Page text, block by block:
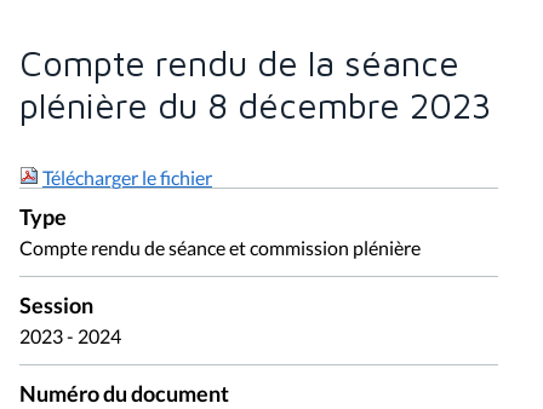
Compte rendu de la séance
plénière du 8 décembre 2023
Télécharger le fichier
Type
Compte rendu de séance et commission plénière
Session
2023 - 2024
Numéro du document